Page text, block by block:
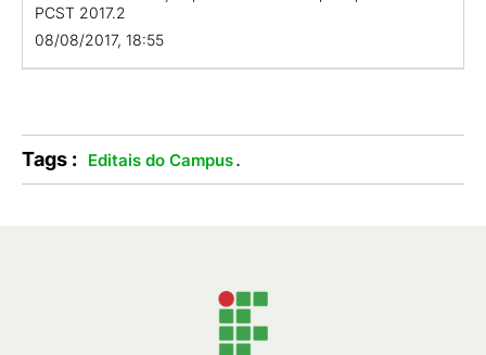
PCST 2017.2
08/08/2017, 18:55
Tags : Editais do Campus.